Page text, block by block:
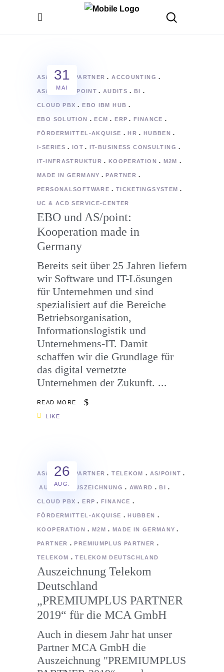
31
MAI
AS/POINT PARTNER ACCOUNTING
AS/400 AS/POINT AUDITS BI
CLOUD PBX EBO IBM HUB
EBO SOLUTION ECM ERP FINANCE
FÖRDERMITTEL-AKQUISE HR HUBBEN
I-SERIES IOT IT-BUSINESS CONSULTING
IT-INFRASTRUKTUR KOOPERATION M2M
MADE IN GERMANY PARTNER
PERSONALSOFTWARE TICKETINGSYSTEM
UC & ACD SERVICE-CENTER
EBO und AS/point:
Kooperation made in
Germany
Bereits seit über 25 Jahren liefern
wir Software und IT-Lösungen
für Unternehmen und sind
spezialisiert auf die Bereiche
Betriebsorganisation,
Informationslogistik und
Unternehmens-IT. Damit
schaffen wir die Grundlage für
das digital vernetzte
Unternehmen der Zukunft.
READ MORE
LIKE
26
AUG.
AS/POINT PARTNER TELEKOM AS/POINT
AUDITS AUSZEICHNUNG AWARD BI
CLOUD PBX ERP FINANCE
FÖRDERMITTEL-AKQUISE HUBBEN
KOOPERATION M2M MADE IN GERMANY
PARTNER PREMIUMPLUS PARTNER
TELEKOM TELEKOM DEUTSCHLAND
Auszeichnung Telekom
Deutschland
„PREMIUMPLUS PARTNER
2019“ für die MCA GmbH
Auch in diesem Jahr hat unser
Partner MCA GmbH die
Auszeichnung "PREMIUMPLUS